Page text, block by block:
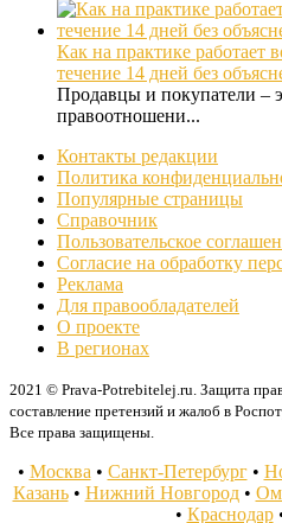
Как на практике работает
течение 14 дней без
Продавцы и покупатели –
правоотношени...
Контакты редакции
Политика
Популярные страницы
Справочник
Пользовательское
Согласие на обработку
Реклама
Для правообладателей
О проекте
В регионах
2021 © Prava-Potrebitelej.ru. Защита
составление претензий и жалоб в
Все права защищены.
• Москва • Санкт-Петербург•
Казань• Нижний Новгород•
• Краснодар